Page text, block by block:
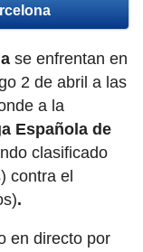
se enfrentan en
2 de abril a las
a la
Española de
clasificado
contra el
.
en directo por